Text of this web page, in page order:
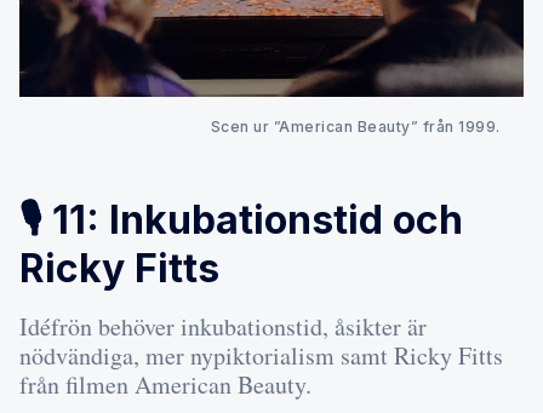
Scen ur ”American Beauty” från 1999.
🎙️ 11: Inkubationstid och
Ricky Fitts
Idéfrön behöver inkubationstid, åsikter är
nödvändiga, mer nypiktorialism samt Ricky Fitts
från filmen American Beauty.